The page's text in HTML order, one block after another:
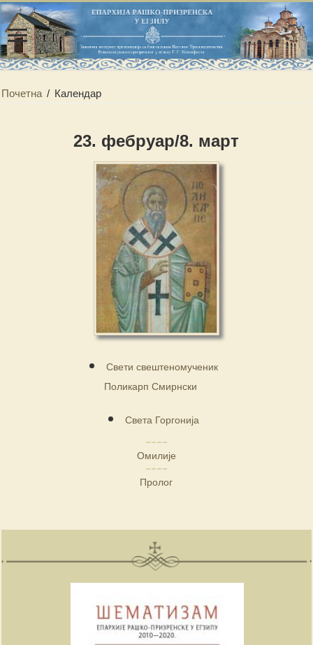
Почетна / Календар
23. фебруар/8. март
Свети свештеномученик
Поликарп Смирнски
Света Горгонија
Омилије
Пролог